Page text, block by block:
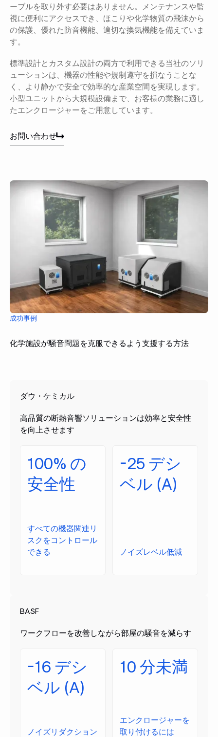
ーブルを取り外す必要はありません。メンテナンスや監
視に便利にアクセスでき、ほこりや化学物質の飛沫から
の保護、優れた防音機能、適切な換気機能を備えていま
す。
標準設計とカスタム設計の両方で利用できる当社のソリ
ューションは、機器の性能や規制遵守を損なうことな
く、より静かで安全で効率的な産業空間を実現します。
小型ユニットから大規模設備まで、お客様の業務に適し
たエンクロージャーをご用意しています。
お問い合わせ
お問い合わせ
成功事例
化学施設が騒音問題を克服できるよう支援する方法
ダウ・ケミカル
高品質の断熱音響ソリューションは効率と安全性
を向上させます
100% の
安全性
すべての機器関連リ
スクをコントロール
できる
-25 デシ
ベル (A)
ノイズレベル低減
BASF
ワークフローを改善しながら部屋の騒音を減らす
-16 デシ
ベル (A)
ノイズリダクション
10 分未満
エンクロージャーを
取り付けるには